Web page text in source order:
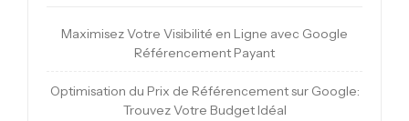
Maximisez Votre Visibilité en Ligne avec Google
Référencement Payant
Optimisation du Prix de Référencement sur Google:
Trouvez Votre Budget Idéal